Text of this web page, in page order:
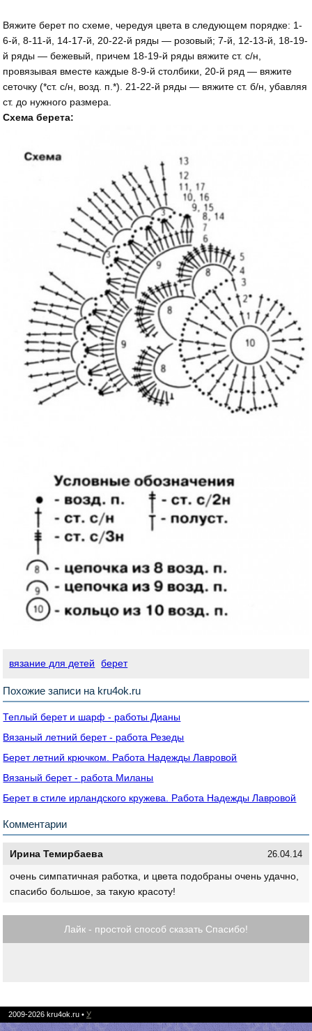
Вяжите берет по схеме, чередуя цвета в следующем порядке: 1-
6-й, 8-11-й, 14-17-й, 20-22-й ряды — розовый; 7-й, 12-13-й, 18-19-
й ряды — бежевый, причем 18-19-й ряды вяжите ст. с/н,
провязывая вместе каждые 8-9-й столбики, 20-й ряд — вяжите
сеточку (*ст. с/н, возд. п.*). 21-22-й ряды — вяжите ст. б/н, убавляя
ст. до нужного размера.
Схема берета:
вязание для детей берет
Похожие записи на kru4ok.ru
Теплый берет и шарф - работы Дианы
Вязаный летний берет - работа Резеды
Берет летний крючком. Работа Надежды Лавровой
Вязаный берет - работа Миланы
Берет в стиле ирландского кружева. Работа Надежды Лавровой
Комментарии
Ирина Темирбаева 26.04.14
очень симпатичная работка, и цвета подобраны очень удачно,
спасибо большое, за такую красоту!
Лайк - простой способ сказать Спасибо!
2009-2026 kru4ok.ru • У